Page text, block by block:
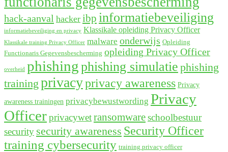
hack-aanval hacker ibp informatiebeveiliging
informatiebeveiliging en privacy Klassikale opleiding Privacy Officer
Klassikale training Privacy Officer malware onderwijs Opleiding
Functionaris Gegevensbescherming opleiding Privacy Officer
overheid phishingphishing simulatie phishing
training privacyprivacy awareness Privacy
awareness trainingen privacybewustwording Privacy
Officerprivacywetransomwareschoolbestuur
security security awareness Security Officer
training cybersecurity training privacy officer